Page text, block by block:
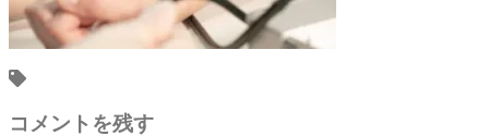
コメントを残す